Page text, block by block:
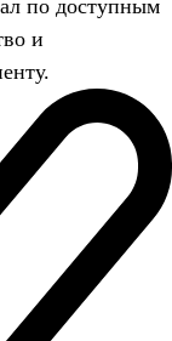
по доступным
и